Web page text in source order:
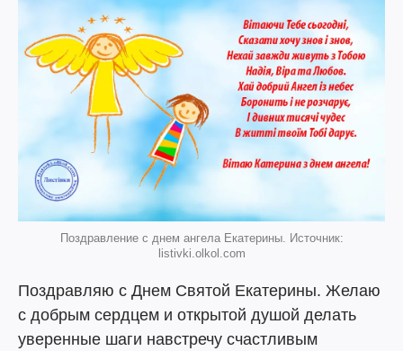
Поздравление с днем ангела Екатерины. Источник:
listivki.olkol.com
Поздравляю с Днем Святой Екатерины. Желаю
с добрым сердцем и открытой душой делать
уверенные шаги навстречу счастливым